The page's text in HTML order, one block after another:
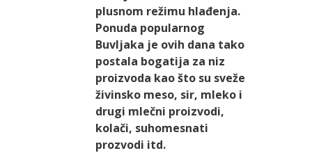
plusnom režimu hlađenja.
Ponuda popularnog
Buvljaka je ovih dana tako
postala bogatija za niz
proizvoda kao što su sveže
živinsko meso, sir, mleko i
drugi mlečni proizvodi,
kolači, suhomesnati
prozvodi itd.